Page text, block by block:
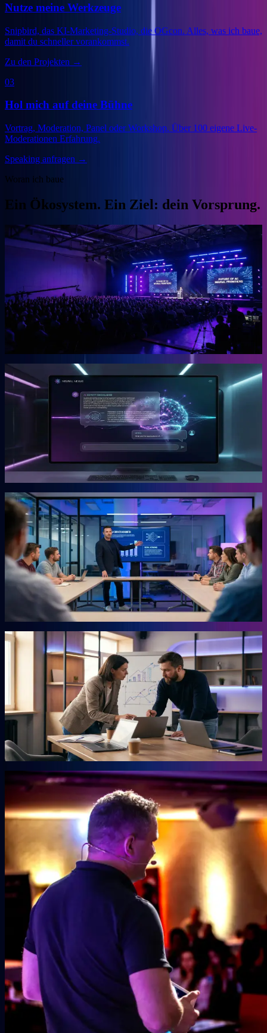
Nutze meine Werkzeuge
Snipbird, das KI-Marketing-Studio, die OGcon. Alles, was ich baue,
damit du schneller vorankommst.
Zu den Projekten →
03
Hol mich auf deine Bühne
Vortrag, Moderation, Panel oder Workshop. Über 100 eigene Live-
Moderationen Erfahrung.
Speaking anfragen →
Woran ich baue
Ein Ökosystem. Ein Ziel: dein Vorsprung.
Veranstalter
OGcon
Europas führender KI-Kongress für Unternehmer.
Die OGcon bringt die besten Köpfe zu KI und Marketing auf eine
Bühne. 15.000 Anmeldungen 2024, Gary Vaynerchuk als Gast in
den Jahren 2023 und 2024. Live kostenlos, Aufzeichnungen als
VIP-Ticket.
Gründer
Snipbird
Die KI-Plattform für Unternehmer.
Snipbird ist das Tool, das Benno für Unternehmer gebaut hat. Kein
Hype. Kein Basteln. Bewährte Marketing-Systeme mit KI-
Unterstützung, direkt einsetzbar.
Gründer
KI-Marketing-Studio
Marketing für den Mittelstand, ohne Agentur.
Für Unternehmer, die keine Zeit für Marketing haben und trotzdem
Ergebnisse wollen. Das Studio übernimmt die Arbeit, für die du
sonst eine externe Agentur beauftragen müsstest. Ohne
Agenturpreise, ohne endlose Abstimmungsschleifen.
Mehr erfahren →
Autor
AHEAD Buchserie
Das Playbook für deinen Vorsprung.
Marketing, KI, Lead-Generierung, Empfehlungen. Jedes Buch
beantwortet eine Frage: Wie baust du einen Teil deiner Growth
Engine? Co-geschrieben mit der Erfahrung aus 20 Jahren eigenem
Mehr erfahren →